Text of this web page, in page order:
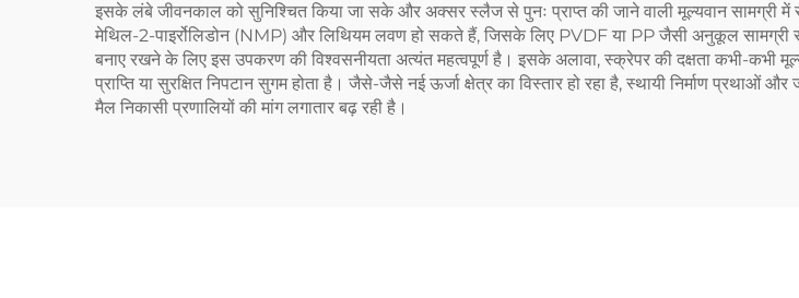
इसके लंबे जीवनकाल को सुनिश्चित किया जा सके और अक्सर स्लैज से पुनः प्राप्त की जाने वाली मूल्यवान सामग्री
मेथिल-2-पाइर्रोलिडोन (NMP) और लिथियम लवण हो सकते हैं, जिसके लिए PVDF या PP जैसी अनुकूल सामग्री से
बनाए रखने के लिए इस उपकरण की विश्वसनीयता अत्यंत महत्वपूर्ण है। इसके अलावा, स्क्रेपर की दक्षता कभी-कभी
प्राप्ति या सुरक्षित निपटान सुगम होता है। जैसे-जैसे नई ऊर्जा क्षेत्र का विस्तार हो रहा है, स्थायी निर्माण
मैल निकासी प्रणालियों की मांग लगातार बढ़ रही है।